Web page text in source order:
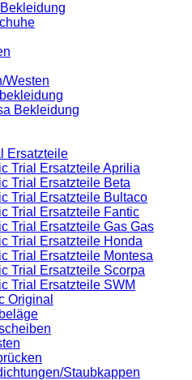
Westen
Bekleidung
Ersatzteile
Trial Ersatzteile Aprilia
Trial Ersatzteile Beta
Trial Ersatzteile Bultaco
Trial Ersatzteile Fantic
Trial Ersatzteile Gas Gas
Trial Ersatzteile Honda
Trial Ersatzteile Montesa
Trial Ersatzteile Scorpa
Trial Ersatzteile SWM
Original
Staubkappen